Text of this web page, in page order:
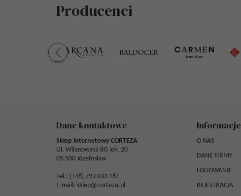
Producenci
Dane kontaktowe
Sklep internetowy CORTEZA
Ul. Wilanowska 8G lok. 20
05-500 Józefosław
Tel.: (+48) 793 033 181
E-mail: sklep@corteza.pl
Informacje
O NAS
DANE FIRMY
LOGOWANIE
REJESTRACJA